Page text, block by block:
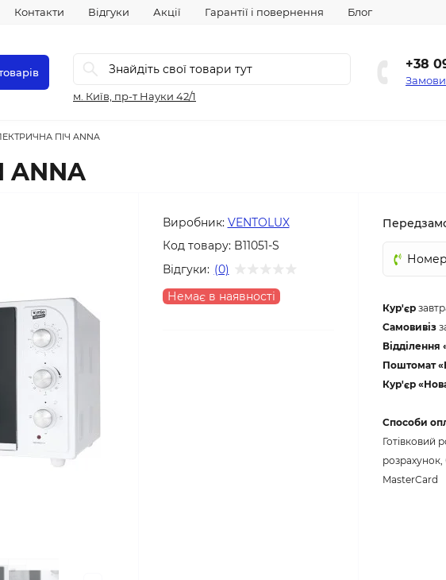
Контакти Відгуки Акції Гарантії і повернення Блог
м. Київ, пр-т Науки 42/1
+38
ПІЧ ANNA
Виробник: VENTOLUX
Код товару: B11051-S
Відгуки: (0)
Немає в наявності
Кур'єр
Самовивіз
Поштомат
Кур'єр
Способи
Готівковий
розрахунок,
MasterCard